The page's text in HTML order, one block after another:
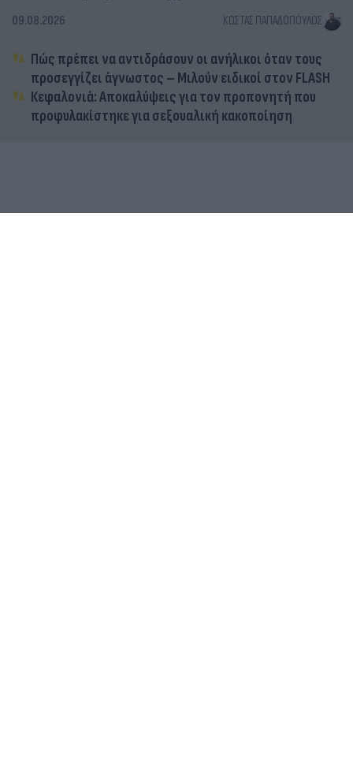
09.08.2026 ΚΏΣΤΑΣ ΠΑΠΑΔΌΠΟΥΛΟΣ
Πώς πρέπει να αντιδράσουν οι ανήλικοι όταν τους
προσεγγίζει άγνωστος – Μιλούν ειδικοί στον FLASH
Κεφαλονιά: Αποκαλύψεις για τον προπονητή που
προφυλακίστηκε για σεξουαλική κακοποίηση